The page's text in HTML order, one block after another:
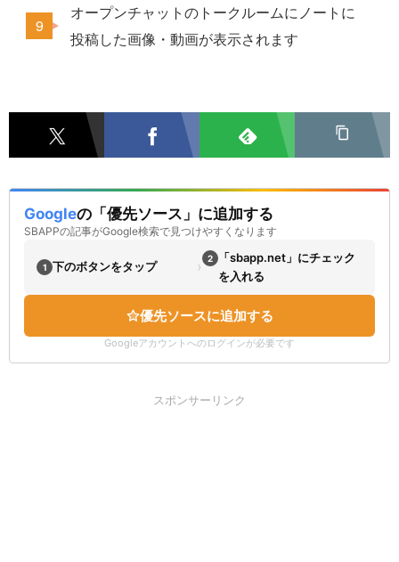
オープンチャットのトークルームにノートに
投稿した画像・動画が表示されます
Googleの「優先ソース」に追加する
SBAPPの記事がGoogle検索で見つけやすくなります
1 下のボタンをタップ › 2
「sbapp.net」にチェック
を入れる
優先ソースに追加する
Googleアカウントへのログインが必要です
スポンサーリンク